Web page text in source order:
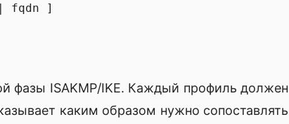
fqdn ]
фазы ISAKMP/IKE. Каждый профиль должен
каким образом нужно сопоставлять